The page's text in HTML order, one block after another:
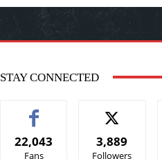
STAY CONNECTED
22,043
Fans
3,889
Followers